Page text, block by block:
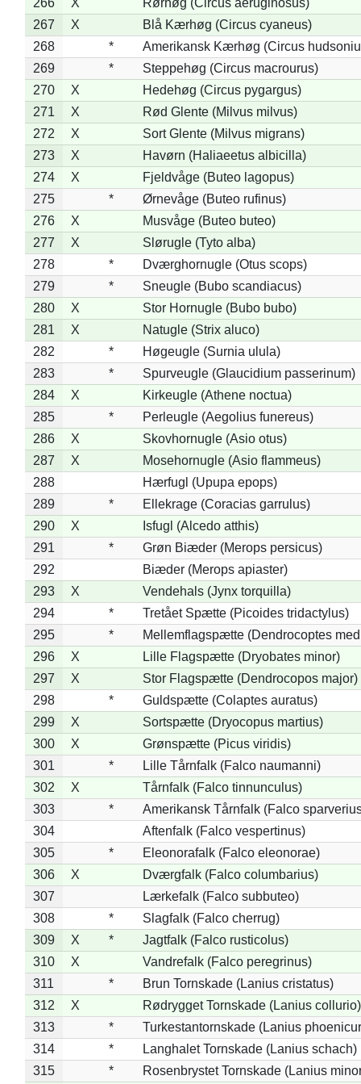
267
X
Blå Kærhøg (Circus cyaneus)
268
*
Amerikansk Kærhøg (Circus
269
*
Steppehøg (Circus macrourus)
270
X
Hedehøg (Circus pygargus)
271
X
Rød Glente (Milvus milvus)
272
X
Sort Glente (Milvus migrans)
273
X
Havørn (Haliaeetus albicilla)
274
X
Fjeldvåge (Buteo lagopus)
275
*
Ørnevåge (Buteo rufinus)
276
X
Musvåge (Buteo buteo)
277
X
Slørugle (Tyto alba)
278
*
Dværghornugle (Otus scops)
279
*
Sneugle (Bubo scandiacus)
280
X
Stor Hornugle (Bubo bubo)
281
X
Natugle (Strix aluco)
282
*
Høgeugle (Surnia ulula)
283
*
Spurveugle (Glaucidium passerinum)
284
X
Kirkeugle (Athene noctua)
285
*
Perleugle (Aegolius funereus)
286
X
Skovhornugle (Asio otus)
287
X
Mosehornugle (Asio flammeus)
288
Hærfugl (Upupa epops)
289
*
Ellekrage (Coracias garrulus)
290
X
Isfugl (Alcedo atthis)
291
*
Grøn Biæder (Merops persicus)
292
Biæder (Merops apiaster)
293
X
Vendehals (Jynx torquilla)
294
*
Tretået Spætte (Picoides tridactylus)
295
*
Mellemflagspætte (Dendrocoptes
296
X
Lille Flagspætte (Dryobates minor)
297
X
Stor Flagspætte (Dendrocopos major)
298
*
Guldspætte (Colaptes auratus)
299
X
Sortspætte (Dryocopus martius)
300
X
Grønspætte (Picus viridis)
301
*
Lille Tårnfalk (Falco naumanni)
302
X
Tårnfalk (Falco tinnunculus)
303
*
Amerikansk Tårnfalk (Falco
304
Aftenfalk (Falco vespertinus)
305
*
Eleonorafalk (Falco eleonorae)
306
X
Dværgfalk (Falco columbarius)
307
Lærkefalk (Falco subbuteo)
308
*
Slagfalk (Falco cherrug)
309
X *
Jagtfalk (Falco rusticolus)
310
X
Vandrefalk (Falco peregrinus)
311
*
Brun Tornskade (Lanius cristatus)
312
X
Rødrygget Tornskade (Lanius collurio)
313
*
Turkestantornskade (Lanius
314
*
Langhalet Tornskade (Lanius schach)
315
*
Rosenbrystet Tornskade (Lanius